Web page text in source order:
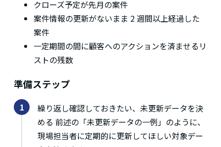
クローズ予定が先月の案件
案件情報の更新がないまま 2 週間以上経過した
案件
一定期間の間に顧客へのアクションを済ませるリ
ストの残数
準備ステップ
繰り返し確認しておきたい、未更新データを決
める 前述の「未更新データの一例」のように、
現場担当者に定期的に更新してほしい対象デー